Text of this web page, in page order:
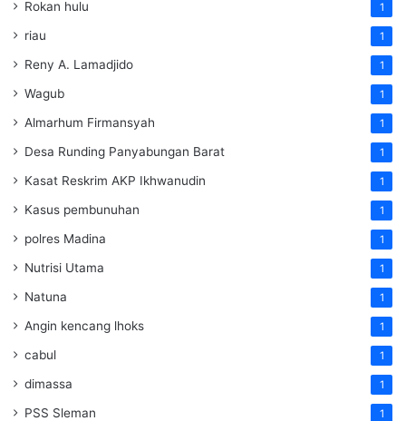
Rokan hulu 1
riau 1
Reny A. Lamadjido 1
Wagub 1
Almarhum Firmansyah 1
Desa Runding Panyabungan Barat 1
Kasat Reskrim AKP Ikhwanudin 1
Kasus pembunuhan 1
polres Madina 1
Nutrisi Utama 1
Natuna 1
Angin kencang lhoks 1
cabul 1
dimassa 1
PSS Sleman 1